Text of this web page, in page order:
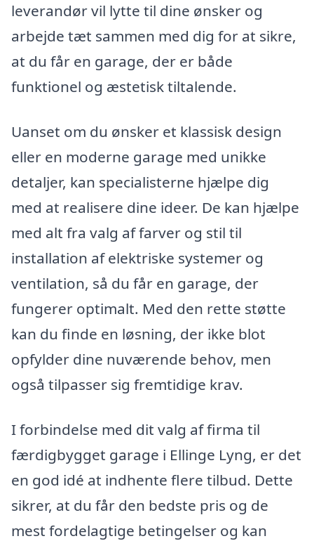
leverandør vil lytte til dine ønsker og
arbejde tæt sammen med dig for at sikre,
at du får en garage, der er både
funktionel og æstetisk tiltalende.
Uanset om du ønsker et klassisk design
eller en moderne garage med unikke
detaljer, kan specialisterne hjælpe dig
med at realisere dine ideer. De kan hjælpe
med alt fra valg af farver og stil til
installation af elektriske systemer og
ventilation, så du får en garage, der
fungerer optimalt. Med den rette støtte
kan du finde en løsning, der ikke blot
opfylder dine nuværende behov, men
også tilpasser sig fremtidige krav.
I forbindelse med dit valg af firma til
færdigbygget garage i Ellinge Lyng, er det
en god idé at indhente flere tilbud. Dette
sikrer, at du får den bedste pris og de
mest fordelagtige betingelser og kan